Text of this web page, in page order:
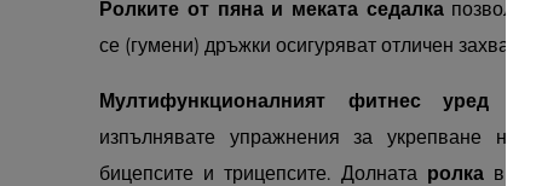
Ролките от пяна и меката седалка
се (гумени) дръжки осигуряват отличен захват.
Мултифункционалният фитнес уред
изпълнявате упражнения за укрепване на
бицепсите и трицепсите. Долната ролкави